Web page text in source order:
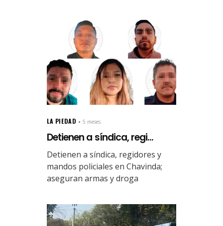
LA PIEDAD 5 meses.
Detienen a síndica, regi...
Detienen a síndica, regidores y
mandos policiales en Chavinda;
aseguran armas y droga